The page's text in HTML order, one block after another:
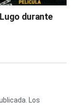
durante
Los